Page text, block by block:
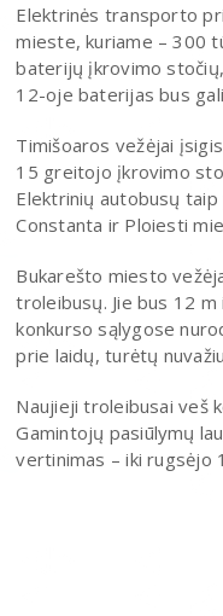
Elektrinės transporto
mieste, kuriame – 300
baterijų įkrovimo
12-oje baterijas bus
Timišoaros vežėjai
15 greitojo įkrovimo
Elektrinių autobusų taip
Constanta ir Ploiesti
Bukarešto miesto
troleibusų. Jie bus 12
konkurso sąlygose
prie laidų, turėtų
Naujieji troleibusai veš
Gamintojų pasiūlymų
vertinimas – iki rugsėjo